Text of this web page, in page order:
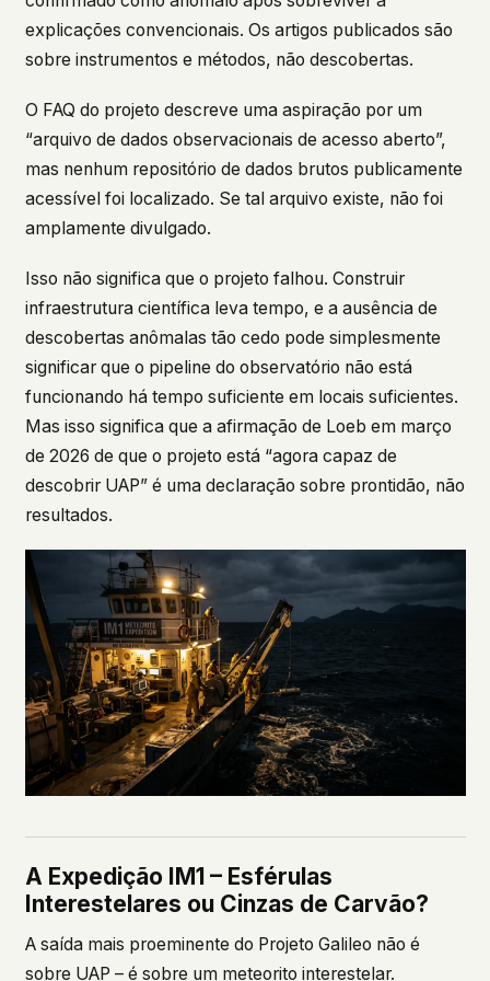
explicações convencionais. Os artigos publicados são
sobre instrumentos e métodos, não descobertas.
O FAQ do projeto descreve uma aspiração por um
“arquivo de dados observacionais de acesso aberto”,
mas nenhum repositório de dados brutos publicamente
acessível foi localizado. Se tal arquivo existe, não foi
amplamente divulgado.
Isso não significa que o projeto falhou. Construir
infraestrutura científica leva tempo, e a ausência de
descobertas anômalas tão cedo pode simplesmente
significar que o pipeline do observatório não está
funcionando há tempo suficiente em locais suficientes.
Mas isso significa que a afirmação de Loeb em março
de 2026 de que o projeto está “agora capaz de
descobrir UAP” é uma declaração sobre prontidão, não
resultados.
A Expedição IM1 – Esférulas
Interestelares ou Cinzas de Carvão?
A saída mais proeminente do Projeto Galileo não é
sobre UAP – é sobre um meteorito interestelar.